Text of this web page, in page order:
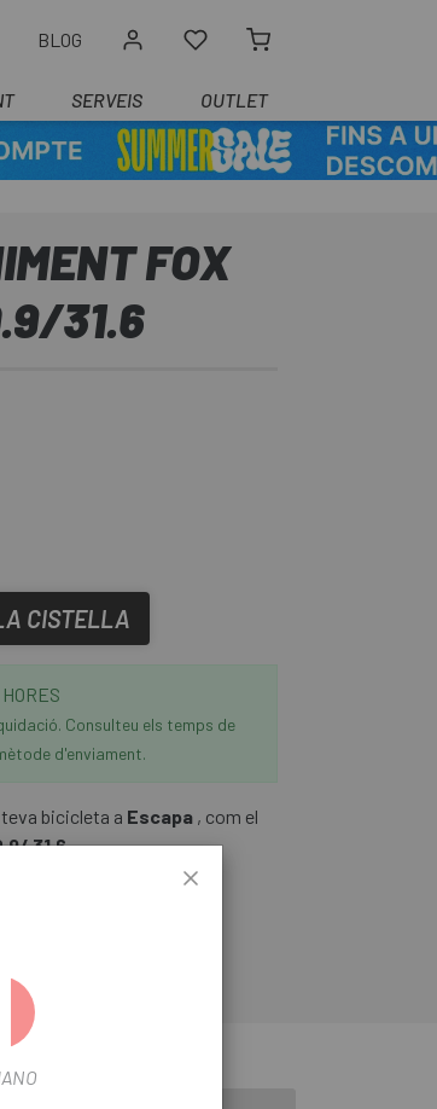
BLOG
SERVEIS OUTLET
FOX
31.6
CISTELLA
Consulteu els temps de
d'enviament.
bicicleta a Escapa , com el
31.6.